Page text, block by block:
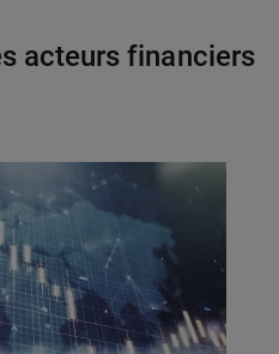
acteurs financiers